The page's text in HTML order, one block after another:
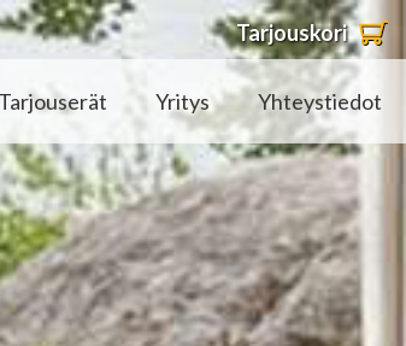
Tarjouskori
Tarjouserät Yritys Yhteystiedot